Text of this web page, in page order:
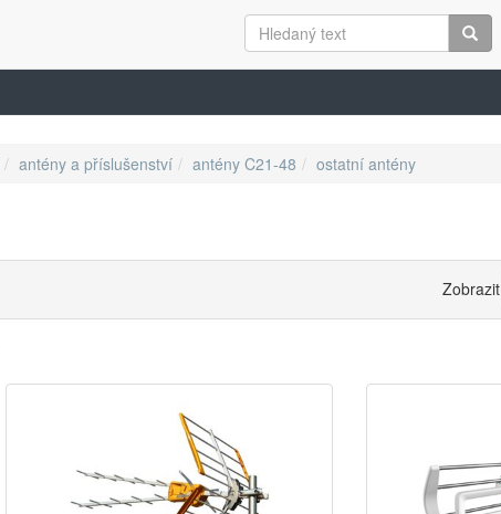
antény a příslušenství antény C21-48 ostatní antény
Zobrazit